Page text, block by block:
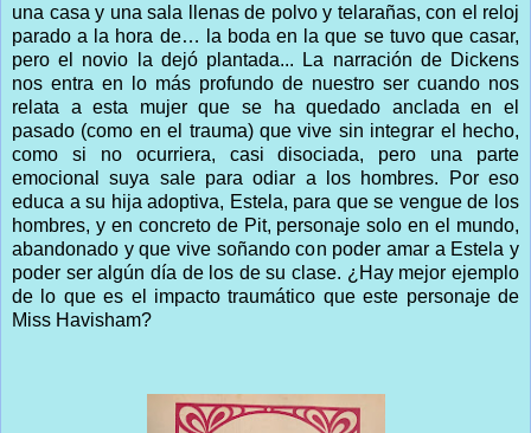
una casa y una sala llenas de polvo y telarañas, con el reloj
parado a la hora de… la boda en la que se tuvo que casar,
pero el novio la dejó plantada... La narración de Dickens
nos entra en lo más profundo de nuestro ser cuando nos
relata a esta mujer que se ha quedado anclada en el
pasado (como en el trauma) que vive sin integrar el hecho,
como si no ocurriera, casi disociada, pero una parte
emocional suya sale para odiar a los hombres. Por eso
educa a su hija adoptiva, Estela, para que se vengue de los
hombres, y en concreto de Pit, personaje solo en el mundo,
abandonado y que vive soñando con poder amar a Estela y
poder ser algún día de los de su clase. ¿Hay mejor ejemplo
de lo que es el impacto traumático que este personaje de
Miss Havisham?